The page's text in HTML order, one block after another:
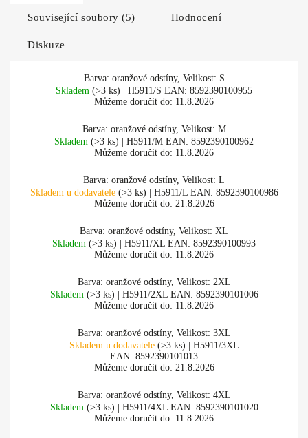
Související soubory (5) Hodnocení
Diskuze
Barva: oranžové odstíny, Velikost: S
Skladem (>3 ks) | H5911/S EAN: 8592390100955
Můžeme doručit do: 11.8.2026
Barva: oranžové odstíny, Velikost: M
Skladem (>3 ks) | H5911/M EAN: 8592390100962
Můžeme doručit do: 11.8.2026
Barva: oranžové odstíny, Velikost: L
Skladem u dodavatele (>3 ks) | H5911/L EAN: 8592390100986
Můžeme doručit do: 21.8.2026
Barva: oranžové odstíny, Velikost: XL
Skladem (>3 ks) | H5911/XL EAN: 8592390100993
Můžeme doručit do: 11.8.2026
Barva: oranžové odstíny, Velikost: 2XL
Skladem (>3 ks) | H5911/2XL EAN: 8592390101006
Můžeme doručit do: 11.8.2026
Barva: oranžové odstíny, Velikost: 3XL
Skladem u dodavatele (>3 ks) | H5911/3XL
EAN: 8592390101013
Můžeme doručit do: 21.8.2026
Barva: oranžové odstíny, Velikost: 4XL
Skladem (>3 ks) | H5911/4XL EAN: 8592390101020
Můžeme doručit do: 11.8.2026